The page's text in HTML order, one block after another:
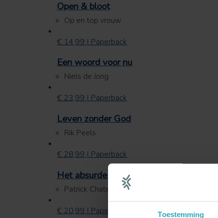
Toestemming
Open & bloot
Op en top vrouw
€ 14,99 | Paperback
Een woord voor nu
Niels de Jong
€ 23,99 | Paperback
Leven zonder God
Rik Peels
€ 28,99 | Paperback
Het absurde universum
Patrick Chatelion Counet
€ 20,99 | Paperback